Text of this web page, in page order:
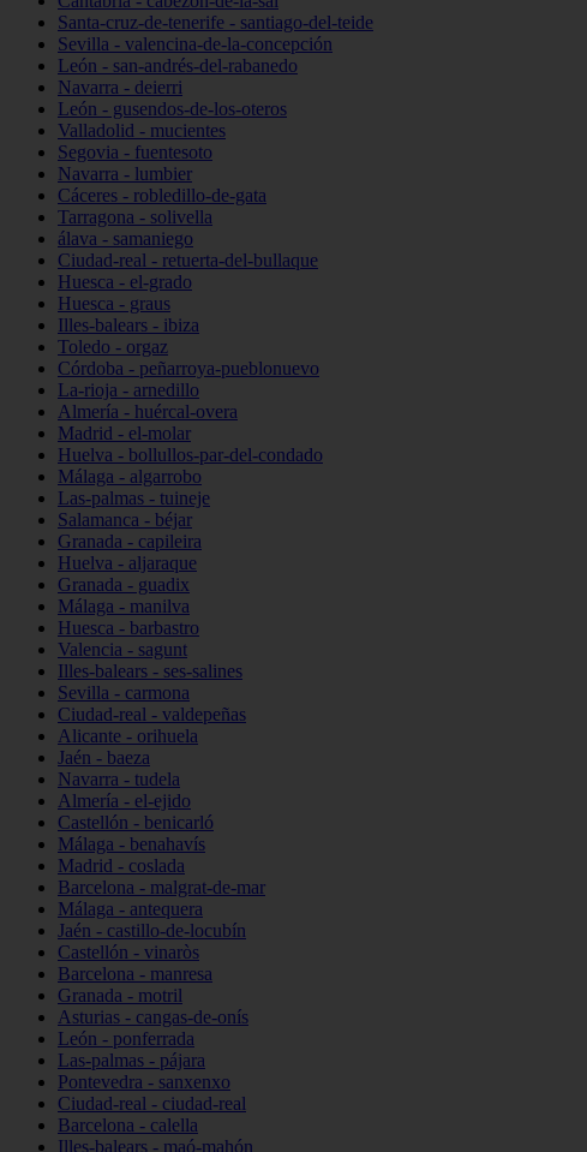
Santa-cruz-de-tenerife - santiago-del-teide
Sevilla - valencina-de-la-concepción
León - san-andrés-del-rabanedo
Navarra - deierri
León - gusendos-de-los-oteros
Valladolid - mucientes
Segovia - fuentesoto
Navarra - lumbier
Cáceres - robledillo-de-gata
Tarragona - solivella
álava - samaniego
Ciudad-real - retuerta-del-bullaque
Huesca - el-grado
Huesca - graus
Illes-balears - ibiza
Toledo - orgaz
Córdoba - peñarroya-pueblonuevo
La-rioja - arnedillo
Almería - huércal-overa
Madrid - el-molar
Huelva - bollullos-par-del-condado
Málaga - algarrobo
Las-palmas - tuineje
Salamanca - béjar
Granada - capileira
Huelva - aljaraque
Granada - guadix
Málaga - manilva
Huesca - barbastro
Valencia - sagunt
Illes-balears - ses-salines
Sevilla - carmona
Ciudad-real - valdepeñas
Alicante - orihuela
Jaén - baeza
Navarra - tudela
Almería - el-ejido
Castellón - benicarló
Málaga - benahavís
Madrid - coslada
Barcelona - malgrat-de-mar
Málaga - antequera
Jaén - castillo-de-locubín
Castellón - vinaròs
Barcelona - manresa
Granada - motril
Asturias - cangas-de-onís
León - ponferrada
Las-palmas - pájara
Pontevedra - sanxenxo
Ciudad-real - ciudad-real
Barcelona - calella
Illes-balears - maó-mahón